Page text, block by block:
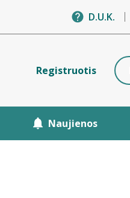
D.U.K.
Registruotis
Naujienos